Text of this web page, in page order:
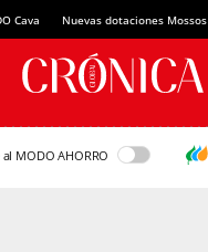
Cava Nuevas dotaciones Mossos
al MODO AHORRO